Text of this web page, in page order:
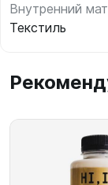
Внутренний
Текстиль